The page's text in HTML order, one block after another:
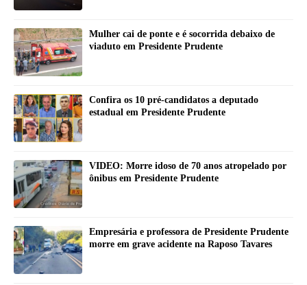
Mulher cai de ponte e é socorrida debaixo de
viaduto em Presidente Prudente
Confira os 10 pré-candidatos a deputado
estadual em Presidente Prudente
VIDEO: Morre idoso de 70 anos atropelado por
ônibus em Presidente Prudente
Empresária e professora de Presidente Prudente
morre em grave acidente na Raposo Tavares